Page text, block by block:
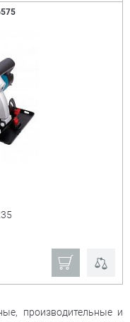
производительные и